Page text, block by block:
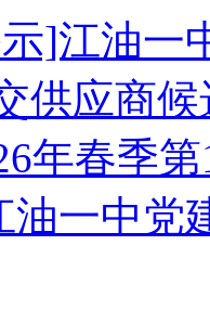
]江油一
供应商
年春季
油一中党